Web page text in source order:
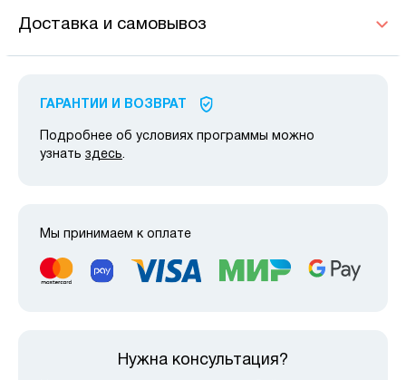
Доставка и самовывоз
ГАРАНТИИ И ВОЗВРАТ
Подробнее об условиях программы можно
узнать здесь.
Мы принимаем к оплате
Нужна консультация?